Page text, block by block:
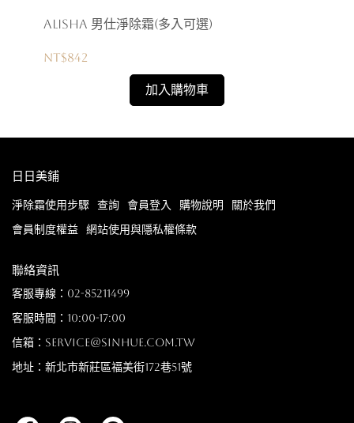
AliSHA 男仕淨除霜(多入可選)
NT$842
加入購物車
日日美鋪
淨除霜使用步驟 查詢 會員登入 購物說明
關於我們
會員制度權益
網站使用與隱私權條款
聯絡資訊
客服專線：02-85211499
客服時間：10:00-17:00
信箱：service@sinhue.com.tw
地址：新北市新莊區福美街172巷51號